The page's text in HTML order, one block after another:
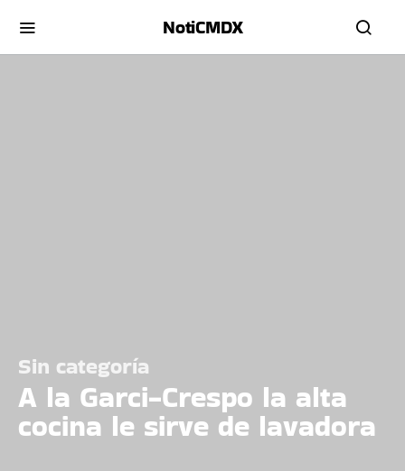
NotiCMDX
Sin categoría
A la Garci-Crespo la alta
cocina le sirve de lavadora